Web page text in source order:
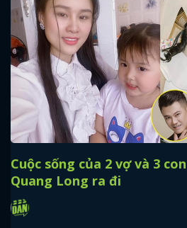
Cuộc sống của 2 vợ và 3
Quang Long ra đi